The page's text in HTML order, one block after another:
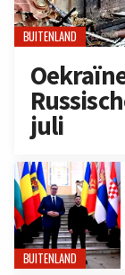
BUITENLAND
juli
BUITENLAND